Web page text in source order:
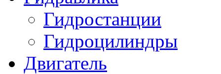
Гидростанции
Гидроцилиндры
Двигатель